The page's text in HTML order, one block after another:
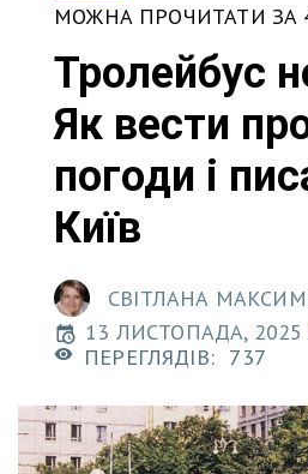
МОЖНА ПРОЧИТАТИ ЗА
Тролейбус
Як вести
погоди і
Київ
СВІТЛАНА
13 ЛИСТОПАДА, 2025
ПЕРЕГЛЯДІВ: 737